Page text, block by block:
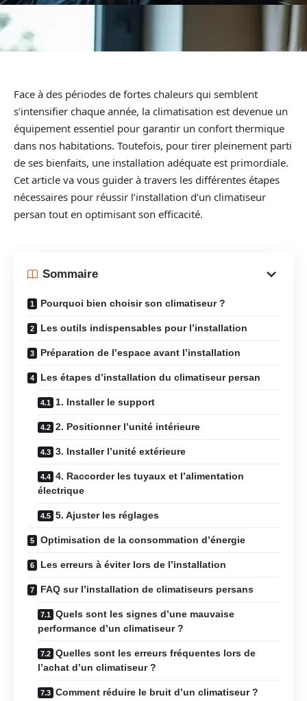
Face à des périodes de fortes chaleurs qui semblent
s’intensifier chaque année, la climatisation est devenue un
équipement essentiel pour garantir un confort thermique
dans nos habitations. Toutefois, pour tirer pleinement parti
de ses bienfaits, une installation adéquate est primordiale.
Cet article va vous guider à travers les différentes étapes
nécessaires pour réussir l’installation d’un climatiseur
persan tout en optimisant son efficacité.
Sommaire
Pourquoi bien choisir son climatiseur ?
Les outils indispensables pour l’installation
Préparation de l’espace avant l’installation
Les étapes d’installation du climatiseur persan
1. Installer le support
2. Positionner l’unité intérieure
3. Installer l’unité extérieure
4. Raccorder les tuyaux et l’alimentation
électrique
5. Ajuster les réglages
Optimisation de la consommation d’énergie
Les erreurs à éviter lors de l’installation
FAQ sur l’installation de climatiseurs persans
Quels sont les signes d’une mauvaise
performance d’un climatiseur ?
Quelles sont les erreurs fréquentes lors de
l’achat d’un climatiseur ?
Comment réduire le bruit d’un climatiseur ?